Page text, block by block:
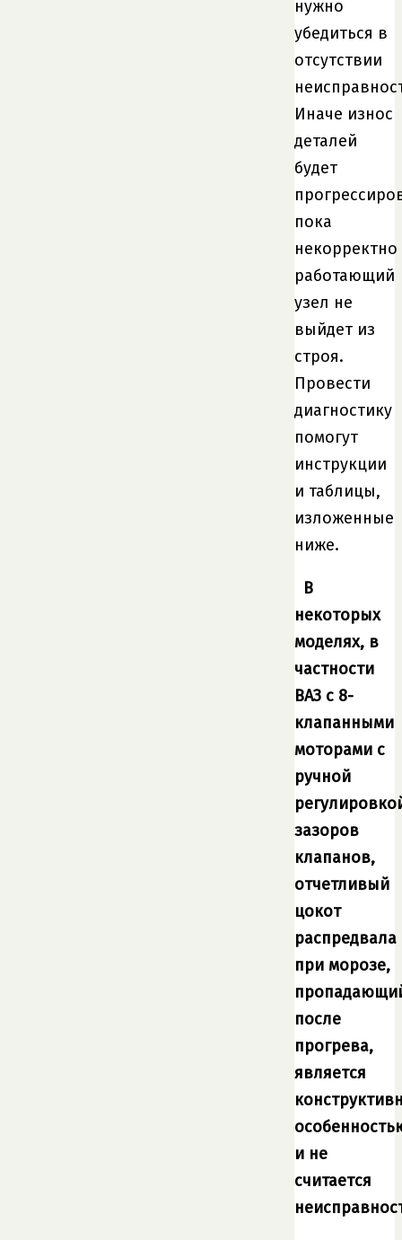
нужно
убедиться в
отсутствии
Иначе износ
деталей
будет
пока
некорректно
работающий
узел не
выйдет из
строя.
Провести
диагностику
помогут
инструкции
и таблицы,
изложенные
ниже.
В
некоторых
моделях, в
частности
ВАЗ с 8-
клапанными
моторами с
ручной
зазоров
клапанов,
отчетливый
цокот
распредвала
при морозе,
после
прогрева,
является
и не
считается